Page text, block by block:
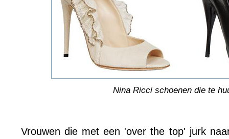
Nina Ricci schoenen die te
Vrouwen die met een 'over the top' jurk